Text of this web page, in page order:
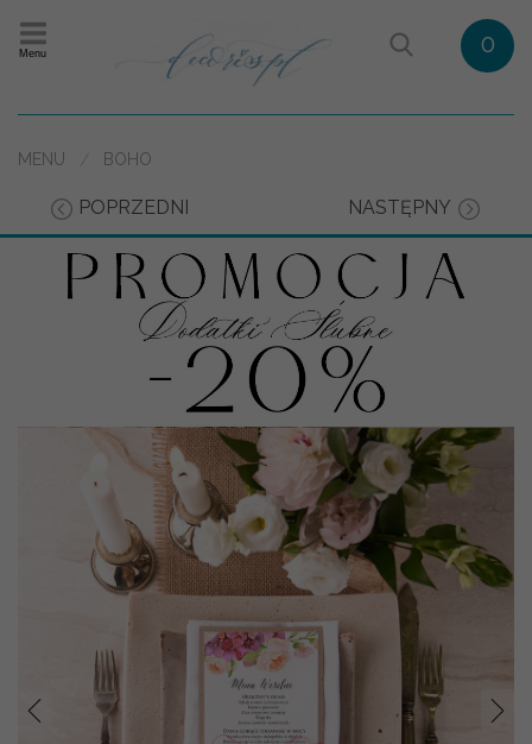
Menu 0
MENU BOHO
POPRZEDNI NASTĘPNY
Prev